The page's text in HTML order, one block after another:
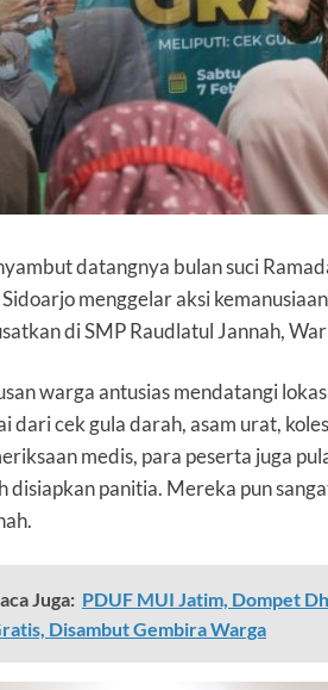
datangnya bulan suci
Sidoarjo menggelar aksi
di SMP Raudlatul Jannah,
warga antusias mendatangi
dari cek gula darah, asam urat,
medis, para peserta juga
disiapkan panitia. Mereka pun
Juga: PDUF MUI Jatim, Dompet
Disambut Gembira Warga